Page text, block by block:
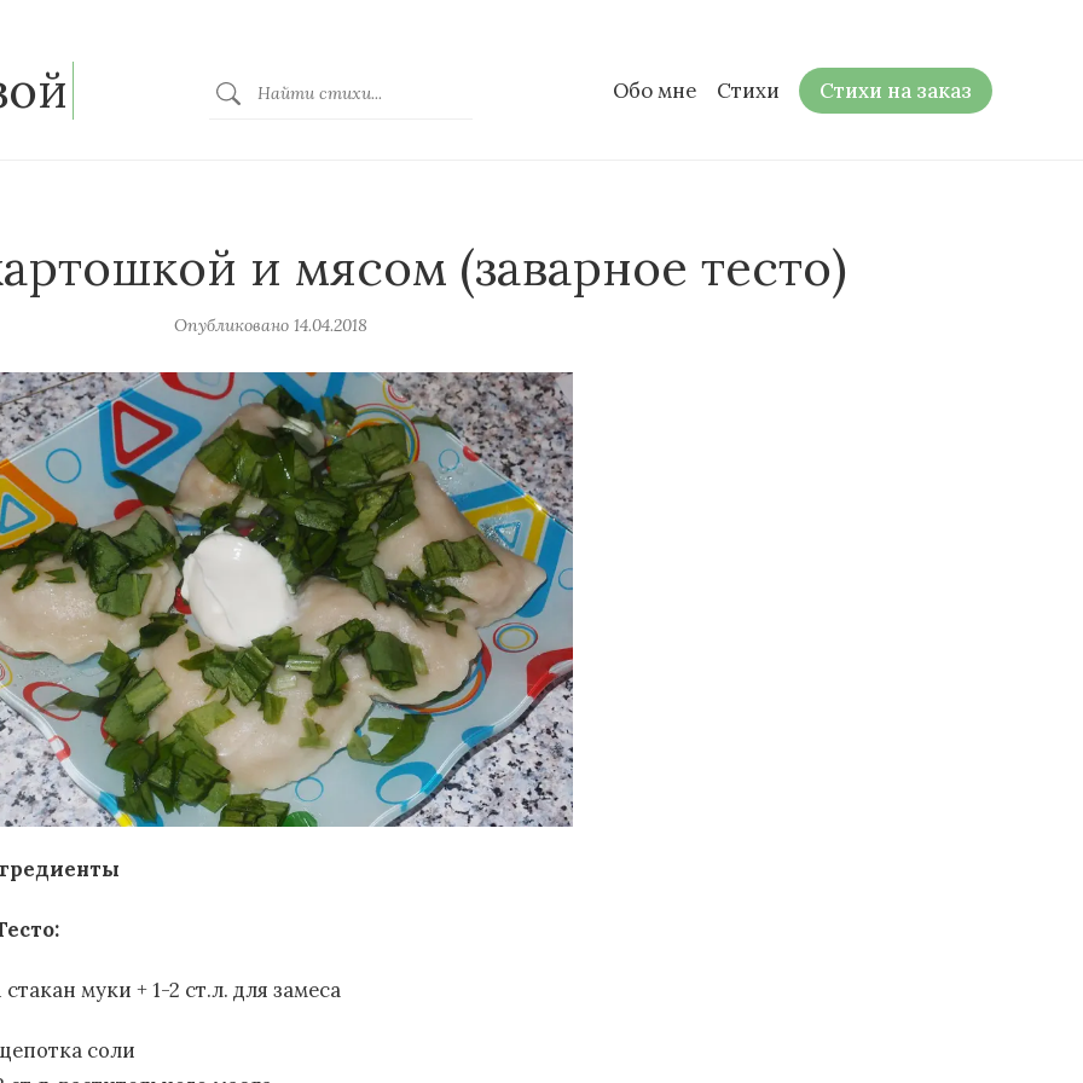
Обо мне Стихи Стихи на заказ
и мясом (заварное тесто)
Опубликовано 14.04.2018
стакан муки + 1-2 ст.л. для замеса
соли